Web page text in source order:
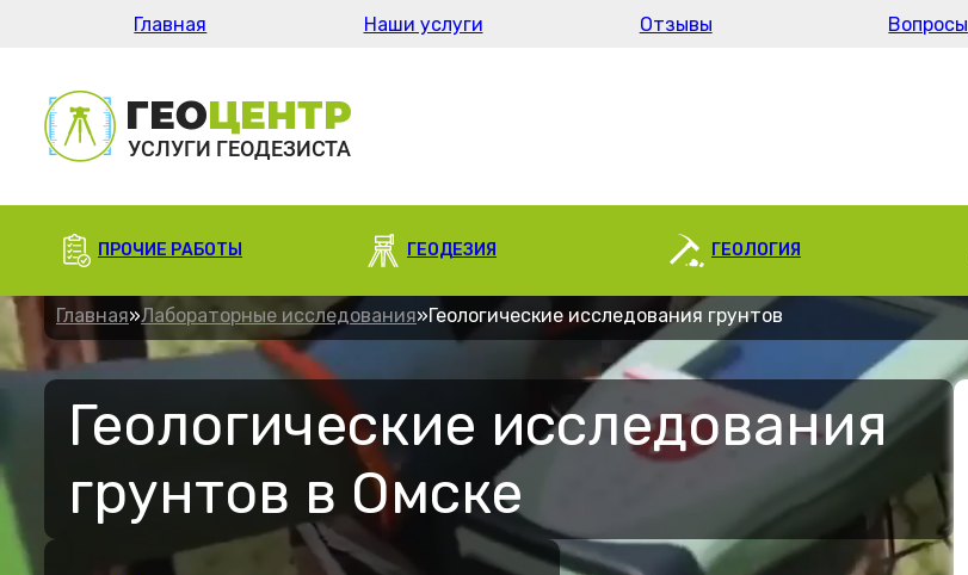
Главная Наши услуги Отзывы Вопросы
ПРОЧИЕ РАБОТЫ ГЕОДЕЗИЯ ГЕОЛОГИЯ
Главная»Лабораторные исследования»Геологические исследования грунтов
Геологические исследования
грунтов в Омске